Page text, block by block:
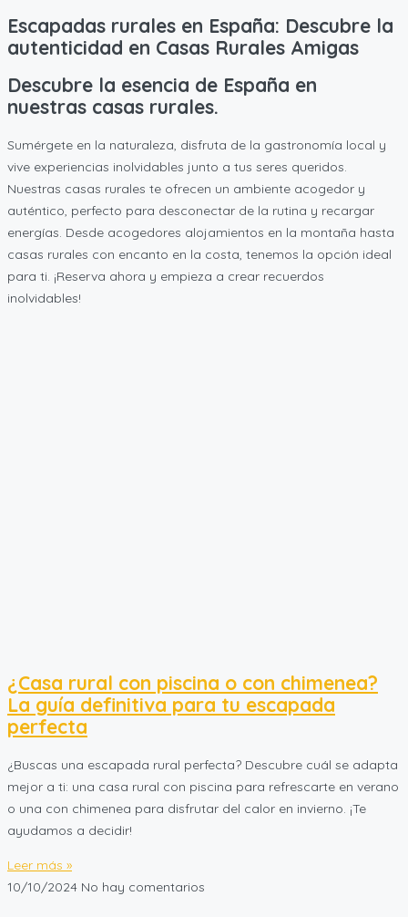
Escapadas rurales en España: Descubre la
autenticidad en Casas Rurales Amigas
Descubre la esencia de España en
nuestras casas rurales.
Sumérgete en la naturaleza, disfruta de la gastronomía local y
vive experiencias inolvidables junto a tus seres queridos.
Nuestras casas rurales te ofrecen un ambiente acogedor y
auténtico, perfecto para desconectar de la rutina y recargar
energías. Desde acogedores alojamientos en la montaña hasta
casas rurales con encanto en la costa, tenemos la opción ideal
para ti. ¡Reserva ahora y empieza a crear recuerdos
inolvidables!
¿Casa rural con piscina o con chimenea?
La guía definitiva para tu escapada
perfecta
¿Buscas una escapada rural perfecta? Descubre cuál se adapta
mejor a ti: una casa rural con piscina para refrescarte en verano
o una con chimenea para disfrutar del calor en invierno. ¡Te
ayudamos a decidir!
Leer más »
10/10/2024 No hay comentarios